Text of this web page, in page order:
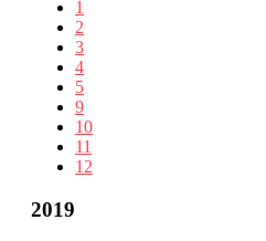
1
2
3
4
5
9
10
11
12
2019